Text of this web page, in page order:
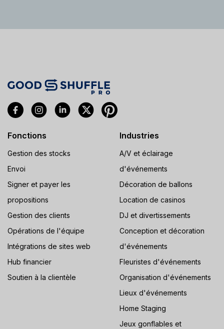
Fonctions
Gestion des stocks
Envoi
Signer et payer les
propositions
Gestion des clients
Opérations de l'équipe
Intégrations de sites web
Hub financier
Soutien à la clientèle
Industries
A/V et éclairage
d'événements
Décoration de ballons
Location de casinos
DJ et divertissements
Conception et décoration
d'événements
Fleuristes d'événements
Organisation d'événements
Lieux d'événements
Home Staging
Jeux gonflables et